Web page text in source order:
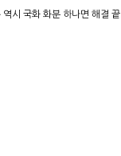
시 국화 화분 하나면 해결 끝.